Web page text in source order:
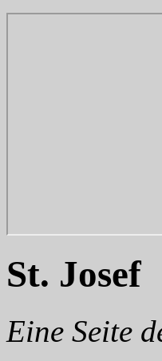
St. Josef
Eine Seite